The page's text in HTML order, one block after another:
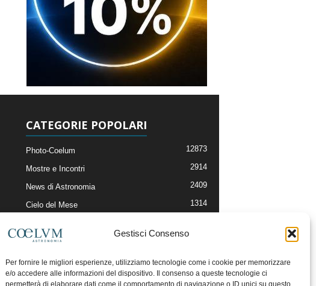
Gestisci Consenso
Per fornire le migliori esperienze, utilizziamo tecnologie come i cookie per memorizzare
e/o accedere alle informazioni del dispositivo. Il consenso a queste tecnologie ci
permetterà di elaborare dati come il comportamento di navigazione o ID unici su questo
CATEGORIE POPOLARI
Photo-Coelum 12873
Mostre e Incontri 2914
News di Astronomia 2409
Cielo del Mese 1314
Articoli e Risorse On-Line
Il Blog della Redazione